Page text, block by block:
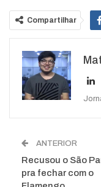
Compartilhar
WhatsApp
ANTERIOR
Recusou o São
pra fechar com o